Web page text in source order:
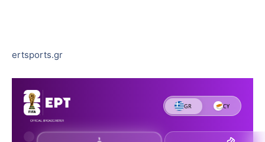
ertsports.gr